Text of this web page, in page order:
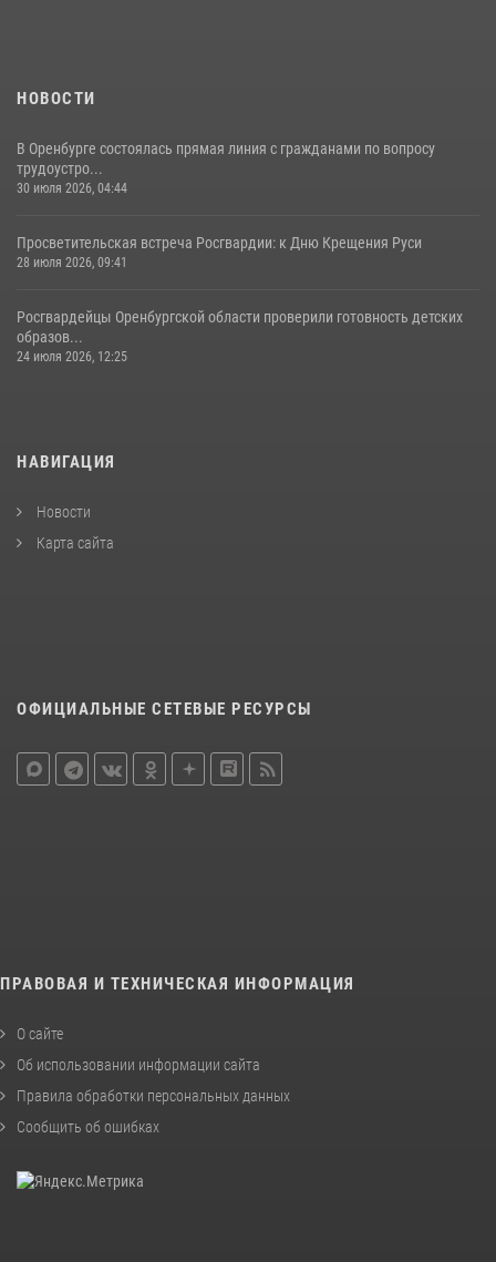
НОВОСТИ
В Оренбурге состоялась прямая линия с гражданами по вопросу
трудоустро...
30 июля 2026, 04:44
Просветительская встреча Росгвардии: к Дню Крещения Руси
28 июля 2026, 09:41
Росгвардейцы Оренбургской области проверили готовность детских
образов...
24 июля 2026, 12:25
НАВИГАЦИЯ
Новости
Карта сайта
ОФИЦИАЛЬНЫЕ СЕТЕВЫЕ РЕСУРСЫ
ПРАВОВАЯ И ТЕХНИЧЕСКАЯ ИНФОРМАЦИЯ
О сайте
Об использовании информации сайта
Правила обработки персональных данных
Сообщить об ошибках